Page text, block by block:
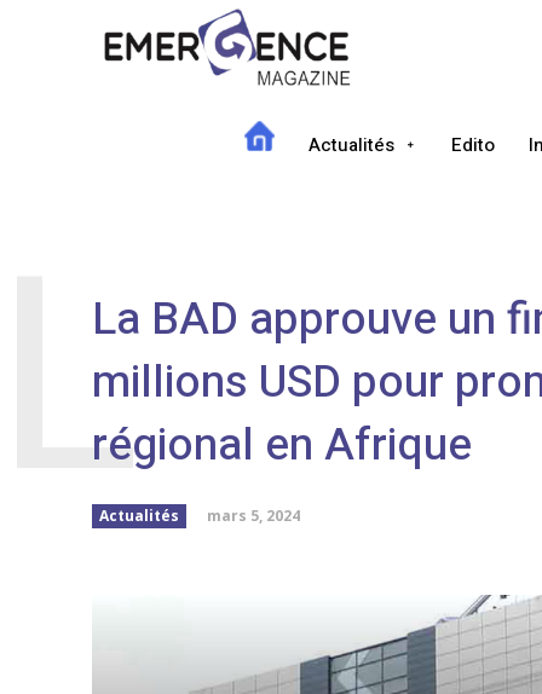
Actualités Edito
La BAD approuve un
millions USD pour
régional en Afrique
Actualités mars 5, 2024